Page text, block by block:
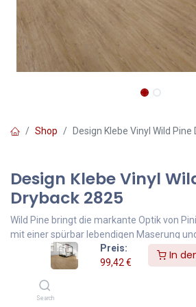
Preis:
99,42 €
In
Search
Shop Design Klebe Vinyl Wild Pine
Design Klebe Vinyl
Dryback 2825
Wild Pine bringt die markante Optik von
mit einer spürbar lebendigen Maserung
mittleren Braunton. Der Boden strahlt
rustikal zu wirken, und passt perfekt zu
Schlafzimmern, Lofts oder offenen
Strukturen verleihen dem Raum Charakter